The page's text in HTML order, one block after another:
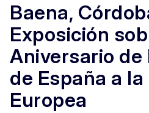
Baena,
Exposición
Aniversario de
de España a la
Europea